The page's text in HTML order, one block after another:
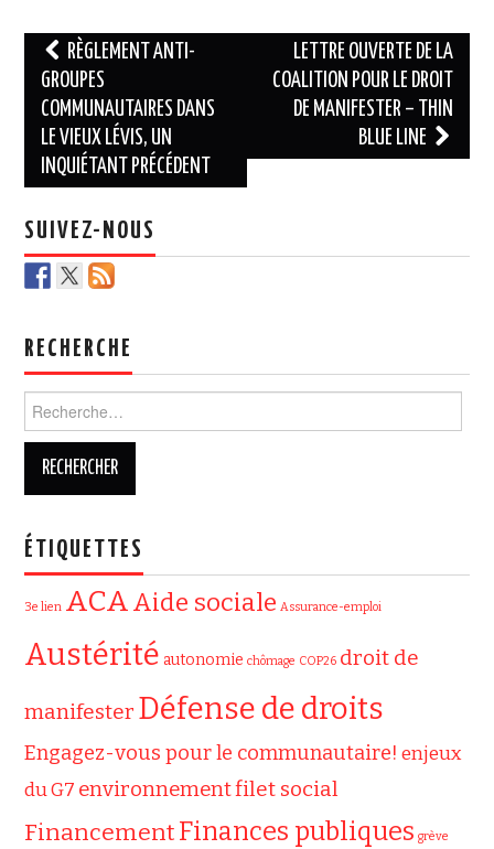
Navigation
des
articles
RÈGLEMENT ANTI-
GROUPES
COMMUNAUTAIRES DANS
LE VIEUX LÉVIS, UN
INQUIÉTANT PRÉCÉDENT
LETTRE OUVERTE DE LA
COALITION POUR LE DROIT
DE MANIFESTER – THIN
BLUE LINE
SUIVEZ-NOUS
RECHERCHE
Rechercher :
ÉTIQUETTES
3e lien ACAAide sociale Assurance-emploi
Austérité autonomie chômage COP26 droit de
manifester Défense de droits
Engagez-vous pour le communautaire! enjeux
du G7 environnementfilet social
FinancementFinances publiques grève